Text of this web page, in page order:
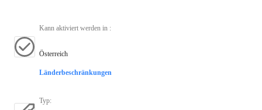
Kann aktiviert werden in :
Österreich
Länderbeschränkungen
Typ: